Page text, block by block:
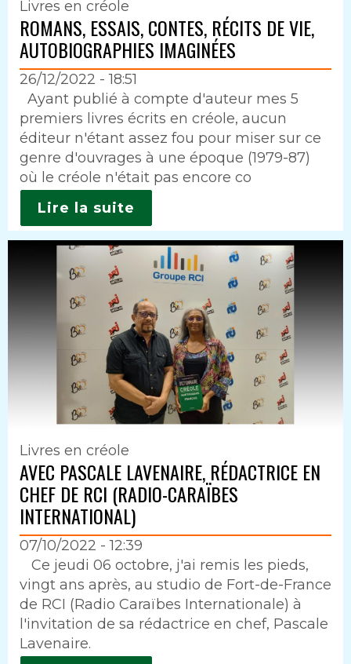
Livres en créole
ROMANS, ESSAIS, CONTES, RÉCITS DE VIE,
AUTOBIOGRAPHIES IMAGINÉES
26/12/2022 - 18:51
Intro
Ayant publié à compte d'auteur mes 5
premiers livres écrits en créole, aucun
éditeur n'étant assez fou pour miser sur ce
genre d'ouvrages à une époque (1979-87)
où le créole n'était pas encore co
Lire la suite
Livres en créole
AVEC PASCALE LAVENAIRE, RÉDACTRICE EN
CHEF DE RCI (RADIO-CARAÏBES
INTERNATIONAL)
07/10/2022 - 12:39
Intro
Ce jeudi 06 octobre, j'ai remis les pieds,
vingt ans après, au studio de Fort-de-France
de RCI (Radio Caraïbes Internationale) à
l'invitation de sa rédactrice en chef, Pascale
Lavenaire.